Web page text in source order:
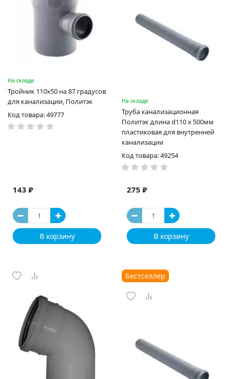
На складе
Тройник 110х50 на 87 градусов
для канализации, Политэк
Код товара: 49777
143 ₽
В корзину
На складе
Труба канализационная
Политэк длина d110 х 500мм
пластиковая для внутренней
канализации
Код товара: 49254
275 ₽
В корзину
Бестселлер